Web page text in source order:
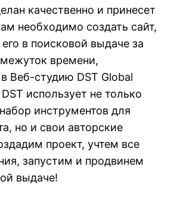
качественно и принесет
необходимо создать сайт,
в поисковой выдаче за
времени,
Веб-студию DST Global
использует не только
инструментов для
но и свои авторские
проект, учтем все
запустим и продвинем
выдаче!